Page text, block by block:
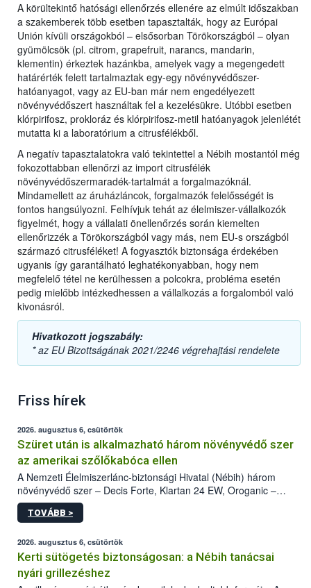
A körültekintő hatósági ellenőrzés ellenére az elmúlt időszakban
a szakemberek több esetben tapasztalták, hogy az Európai
Unión kívüli országokból – elsősorban Törökországból – olyan
gyümölcsök (pl. citrom, grapefruit, narancs, mandarin,
klementin) érkeztek hazánkba, amelyek vagy a megengedett
határérték felett tartalmaztak egy-egy növényvédőszer-
hatóanyagot, vagy az EU-ban már nem engedélyezett
növényvédőszert használtak fel a kezelésükre. Utóbbi esetben
klórpirifosz, prokloráz és klórpirifosz-metil hatóanyagok jelenlétét
mutatta ki a laboratórium a citrusfélékből.
A negatív tapasztalatokra való tekintettel a Nébih mostantól még
fokozottabban ellenőrzi az import citrusfélék
növényvédőszermaradék-tartalmát a forgalmazóknál.
Mindamellett az áruházláncok, forgalmazók felelősségét is
fontos hangsúlyozni. Felhívjuk tehát az élelmiszer-vállalkozók
figyelmét, hogy a vállalati önellenőrzés során kiemelten
ellenőrizzék a Törökországból vagy más, nem EU-s országból
származó citrusféléket! A fogyasztók biztonsága érdekében
ugyanis így garantálható leghatékonyabban, hogy nem
megfelelő tétel ne kerülhessen a polcokra, probléma esetén
pedig mielőbb intézkedhessen a vállalkozás a forgalomból való
kivonásról.
Hivatkozott jogszabály:
* az EU Bizottságának 2021/2246 végrehajtási rendelete
Friss hírek
2026. augusztus 6, csütörtök
Szüret után is alkalmazható három növényvédő szer
az amerikai szőlőkabóca ellen
A Nemzeti Élelmiszerlánc-biztonsági Hivatal (Nébih) három
növényvédő szer – Decis Forte, Klartan 24 EW, Oroganic –
engedélyokiratát módosította, így azok a szüretet követően,
egészen a vesszőérettség (BBCH 91) stádiumáig
érésű szőlőkben is legyen lehetőség a károsító elleni további
védekezésre. Az Oroganic készítmény kis kiszerelésben kiskerti
felhasználók számára is elérhető és ökológiai termesztésben is
engedélyezett.
TOVÁBB >
2026. augusztus 6, csütörtök
Kerti sütögetés biztonságosan: a Nébih tanácsai
nyári grillezéshez